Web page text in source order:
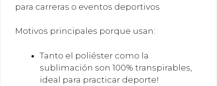
para carreras o eventos deportivos
Motivos principales porque usan:
Tanto el poliéster como la
sublimación son 100% transpirables,
ideal para practicar deporte!